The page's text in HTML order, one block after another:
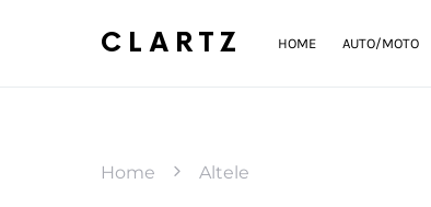
CLARTZ HOME AUTO/MOTO
Home Altele